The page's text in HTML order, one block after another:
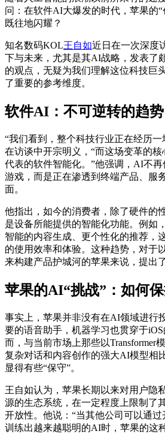
问：在软件AI大爆发的时代，苹果的
既往地闪耀？
知名数码KOL王自如近日在一次深度
下与未来，尤其是其AI战略，发表了
的观点，无疑为我们理解这位科技巨
了重要的参考维度。
软件AI：不可逆转的趋势
“我们看到，整个科技行业正在经历
在访谈中开宗明义，“而这场变革的
代表的软件智能化。”他强调，AI不
游戏，而是正在渗透到终端产品、服
面。
他指出，如今的消费者，除了硬件的
是设备所能提供的智能化功能。例如
智能的内容生成、更个性化的推荐，
的使用效率和体验。这种趋势，对于
来构建产品护城河的苹果来说，提出
苹果的AI“挑战”：如何
事实上，苹果并非没有在AI领域进行
要的语音助手，机器学习也贯穿于
而，与当前市场上那些以Transformer
复杂对话和内容创作的强大AI模型相
显得有些“保守”。
王自如认为，苹果长期以来对用户隐
源的生态系统，在一定程度上限制了
开放性。他说：“当其他公司可以通
训练出越来越聪明的AI时，苹果的这